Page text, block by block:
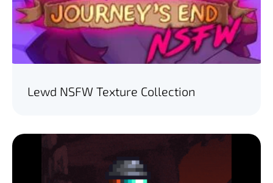
Lewd NSFW Texture Collection